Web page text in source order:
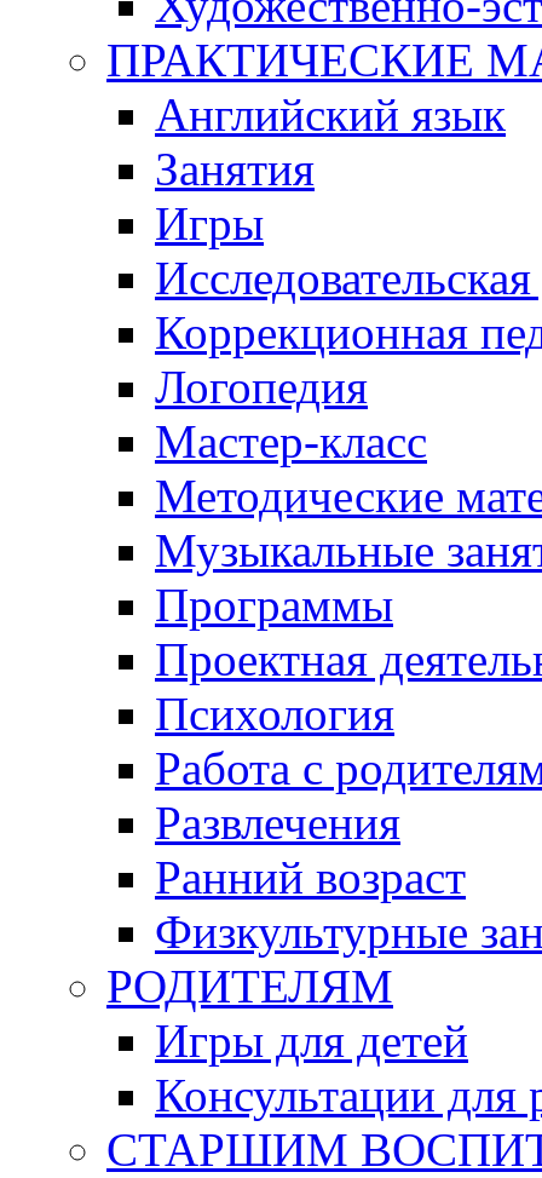
ПРАКТИЧЕСКИЕ
Английский язык
Занятия
Игры
Коррекционная
Логопедия
Мастер-класс
Методические
Музыкальные
Программы
Проектная
Психология
Работа с
Развлечения
Ранний возраст
Физкультурные
РОДИТЕЛЯМ
Игры для детей
Консультации для
СТАРШИМ